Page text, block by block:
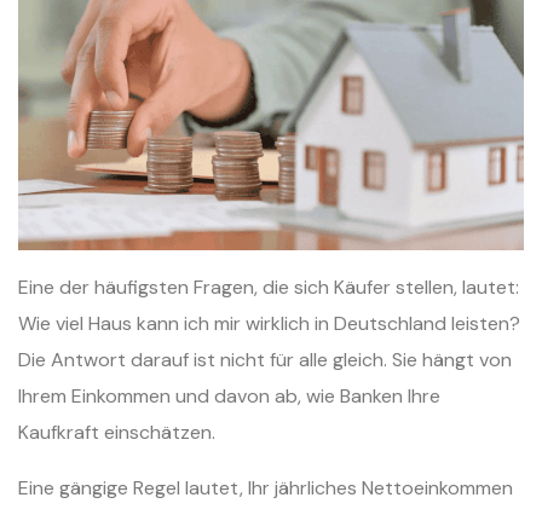
Eine der häufigsten Fragen, die sich Käufer stellen, lautet:
Wie viel Haus kann ich mir wirklich in Deutschland leisten?
Die Antwort darauf ist nicht für alle gleich. Sie hängt von
Ihrem Einkommen und davon ab, wie Banken Ihre
Kaufkraft einschätzen.
Eine gängige Regel lautet, Ihr jährliches Nettoeinkommen